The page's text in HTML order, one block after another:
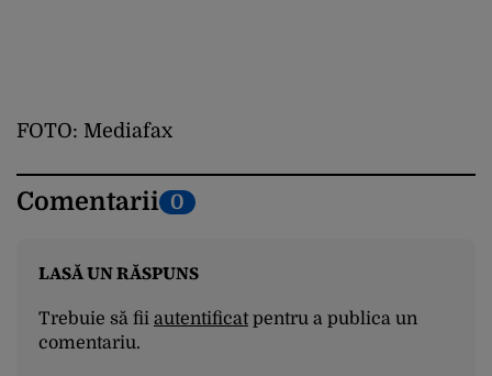
FOTO: Mediafax
Comentarii 0
LASĂ UN RĂSPUNS
Trebuie să fii autentificatpentru a publica un
comentariu.